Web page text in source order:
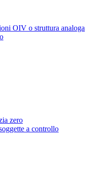
OIV o struttura analoga
zero
a controllo